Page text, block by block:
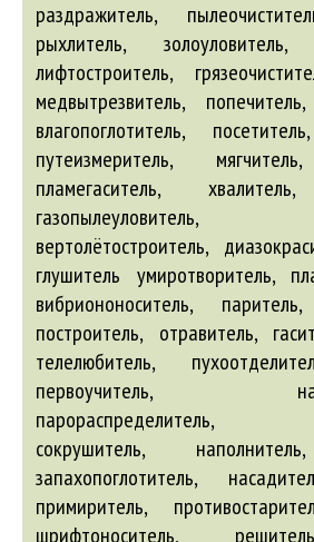
раздражитель,
рыхлитель, золоуловитель,
лифтостроитель,
медвытрезвитель,
влагопоглотитель,
путеизмеритель,
пламегаситель,
газопылеуловитель,
вертолётостроитель,
глушитель умиротворитель,
вибриононоситель,
построитель, отравитель,
телелюбитель,
первоучитель,
парораспределитель,
сокрушитель,
запахопоглотитель,
примиритель,
шрифтоноситель,